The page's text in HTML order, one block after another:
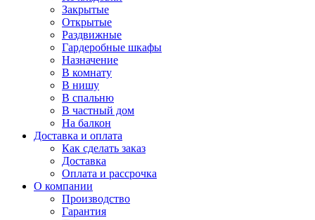
Закрытые
Открытые
Раздвижные
Гардеробные шкафы
Назначение
В комнату
В нишу
В спальню
В частный дом
На балкон
Доставка и оплата
Как сделать заказ
Доставка
Оплата и рассрочка
О компании
Производство
Гарантия